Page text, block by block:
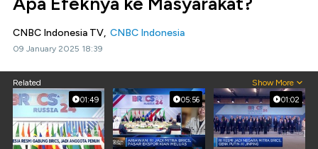
CNBC Indonesia TV, CNBC Indonesia
09 January 2025 18:39
Related Show More
01:49 05:56 01:02